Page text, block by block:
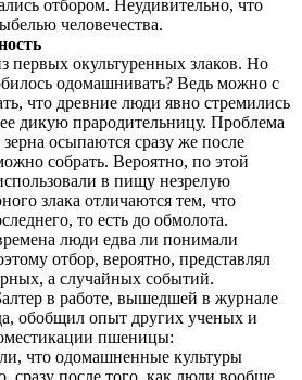
отбором. Неудивительно, что
человечества.
окультуренных злаков. Но
одомашнивать? Ведь можно с
что древние люди явно стремились
дикую прародительницу. Проблема
осыпаются сразу же после
собрать. Вероятно, по этой
в пищу незрелую
злака отличаются тем, что
то есть до обмолота.
люди едва ли понимали
отбор, вероятно, представлял
а случайных событий.
в работе, вышедшей в журнале
обобщил опыт других ученых и
пшеницы:
что одомашненные культуры
сразу после того, как люди вообще